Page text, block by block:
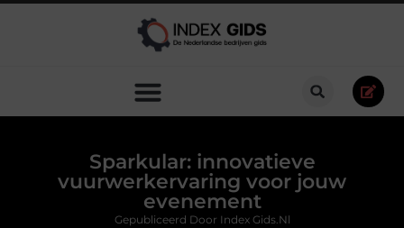
Sparkular: innovatieve
vuurwerkervaring voor jouw
evenement
Gepubliceerd Door Index Gids.nl